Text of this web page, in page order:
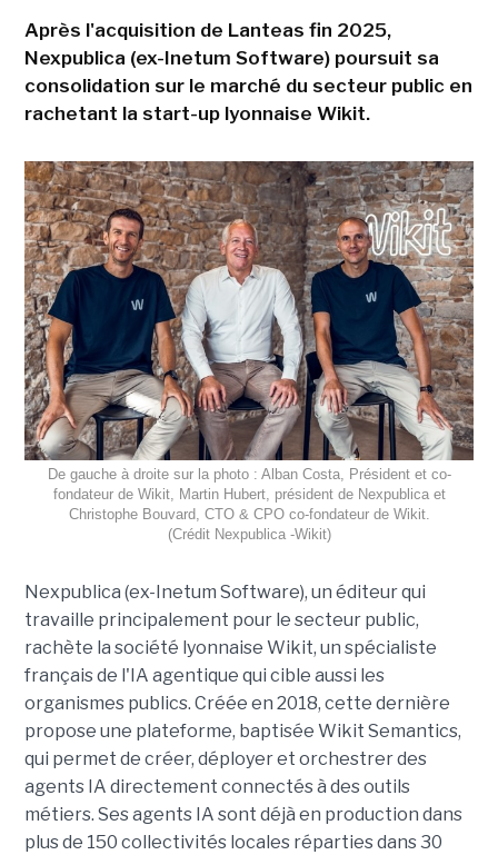
Après l'acquisition de Lanteas fin 2025,
Nexpublica (ex-Inetum Software) poursuit sa
consolidation sur le marché du secteur public en
rachetant la start-up lyonnaise Wikit.
De gauche à droite sur la photo : Alban Costa, Président et co-
fondateur de Wikit, Martin Hubert, président de Nexpublica et
Christophe Bouvard, CTO & CPO co-fondateur de Wikit.
(Crédit Nexpublica -Wikit)
Nexpublica (ex-Inetum Software), un éditeur qui
travaille principalement pour le secteur public,
rachète la société lyonnaise Wikit, un spécialiste
français de l'IA agentique qui cible aussi les
organismes publics. Créée en 2018, cette dernière
propose une plateforme, baptisée Wikit Semantics,
qui permet de créer, déployer et orchestrer des
agents IA directement connectés à des outils
métiers. Ses agents IA sont déjà en production dans
plus de 150 collectivités locales réparties dans 30